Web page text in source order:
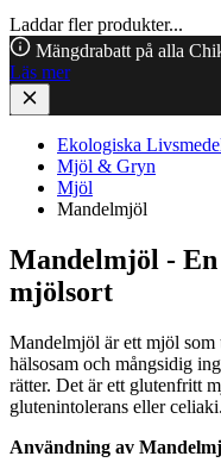
Laddar fler produkter...
Mängdrabatt på alla
Läs mer
Ekologiska
Mjöl & Gryn
Mjöl
Mandelmjöl
Mandelmjöl - En
mjölsort
Mandelmjöl är ett mjöl som
hälsosam och mångsidig
rätter. Det är ett glutenfritt
glutenintolerans eller celiaki.
Användning av